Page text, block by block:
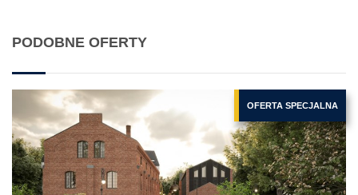
PODOBNE OFERTY
OFERTA SPECJALNA